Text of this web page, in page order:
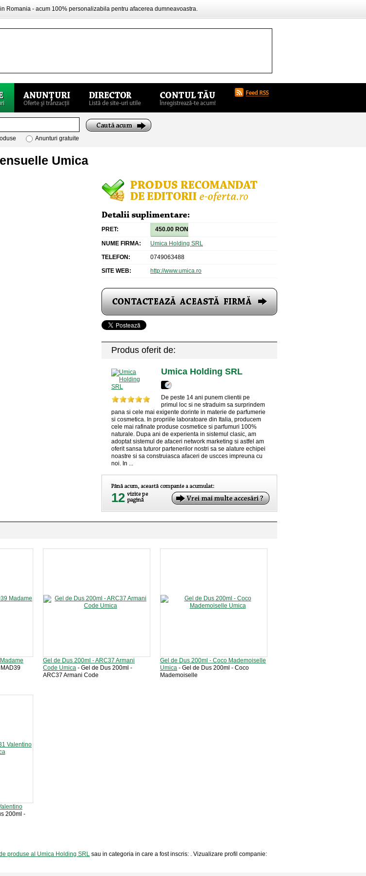
Romania - acum 100% personalizabila pentru afacerea dumneavoastra.
Anunturi gratuite
Umica
PRET: 450.00 RON
NUME FIRMA:
Umica Holding SRL
TELEFON:
0749063488
SITE WEB:
http://www.umica.ro
Produs oferit de:
Umica Holding SRL
De peste 14 ani punem clientii pe
primul loc si ne straduim sa surprindem
pana si cele mai exigente dorinte in materie de parfumerie
si cosmetica. In propriile laboratoare din Italia, producem
cele mai rafinate produse cosmetice si parfumuri 100%
naturale. Dupa ani de experienta in sistemul clasic, am
adoptat sistemul de afaceri network marketing si astfel am
oferit sansa tuturor partenerilor nostri sa se alature echipei
noastre si sa construiasca afaceri de uscces impreuna cu
noi. In ...
12
Gel de Dus 200ml - ARC37 Armani
Code Umica - Gel de Dus 200ml -
ARC37 Armani Code
Gel de Dus 200ml - Coco Mademoiselle
Umica - Gel de Dus 200ml - Coco
Mademoiselle
200ml -
produse al Umica Holding SRL sau in categoria in care a fost inscris: . Vizualizare profil companie: